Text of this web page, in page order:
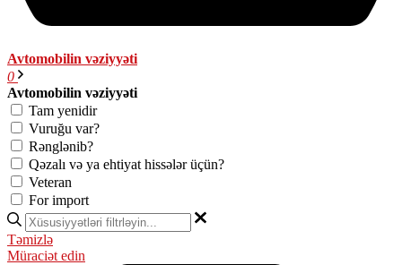
Avtomobilin vəziyyəti
0
Avtomobilin vəziyyəti
Tam yenidir
Vuruğu var?
Rənglənib?
Qəzalı və ya ehtiyat hissələr üçün?
Veteran
For import
Təmizlə
Müraciət edin